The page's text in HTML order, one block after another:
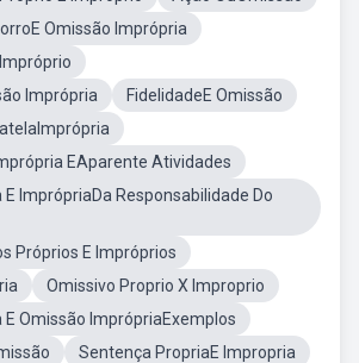
Omissão Imprópria
Imprópria
FidelidadeE Omissão
EAparente Atividades
ImprópriaDa Responsabilidade Do
Próprios E Impróprios
Omissivo Proprio X Improprio
Omissão ImprópriaExemplos
Sentença PropriaE Impropria